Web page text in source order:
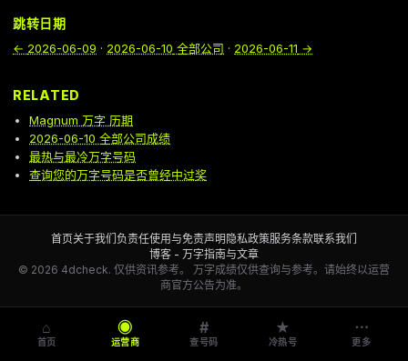
跳转日期
← 2026-06-09 · 2026-06-10 全部公司 · 2026-06-11 →
RELATED
Magnum 万字 历期
2026-06-10 全部公司成绩
最热与最冷万字号码
查询您的万字号码是否曾经中过奖
⌂
首页
◉
运营商
#
查号码
★
冷热号
⋯
更多
首页关于我们 负责任使用与免责声明隐私政策服务条款联系我们
博客 - 万字指南与文章
© 2026 4dcheck. 仅供资讯参考。
万字成绩仅供查询与参考。请始终以运营
商官方公告为准。